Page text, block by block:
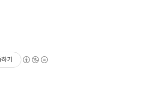
기